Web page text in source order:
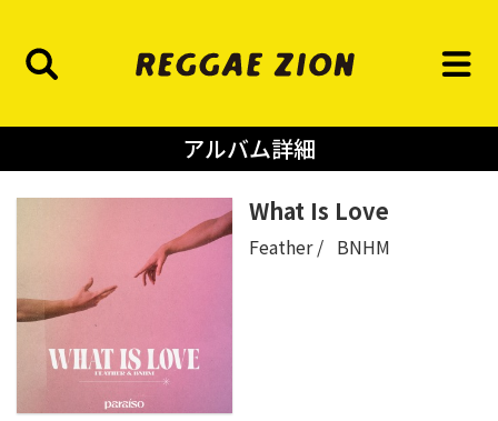
アルバム詳細
What Is Love
Feather BNHM